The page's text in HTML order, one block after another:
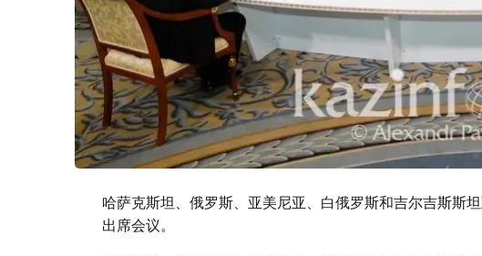
哈萨克斯坦、俄罗斯、亚美尼亚、白俄罗斯和吉尔吉斯斯
出席会议。